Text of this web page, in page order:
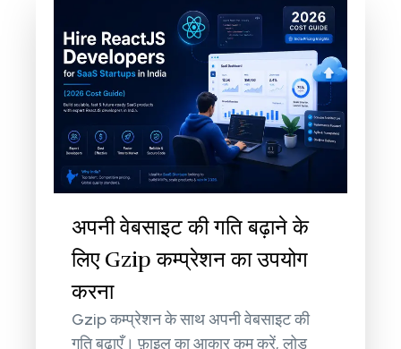
अपनी वेबसाइट की गति बढ़ाने के
लिए Gzip कम्प्रेशन का उपयोग
करना
Gzip कम्प्रेशन के साथ अपनी वेबसाइट की
गति बढ़ाएँ। फ़ाइल का आकार कम करें, लोड